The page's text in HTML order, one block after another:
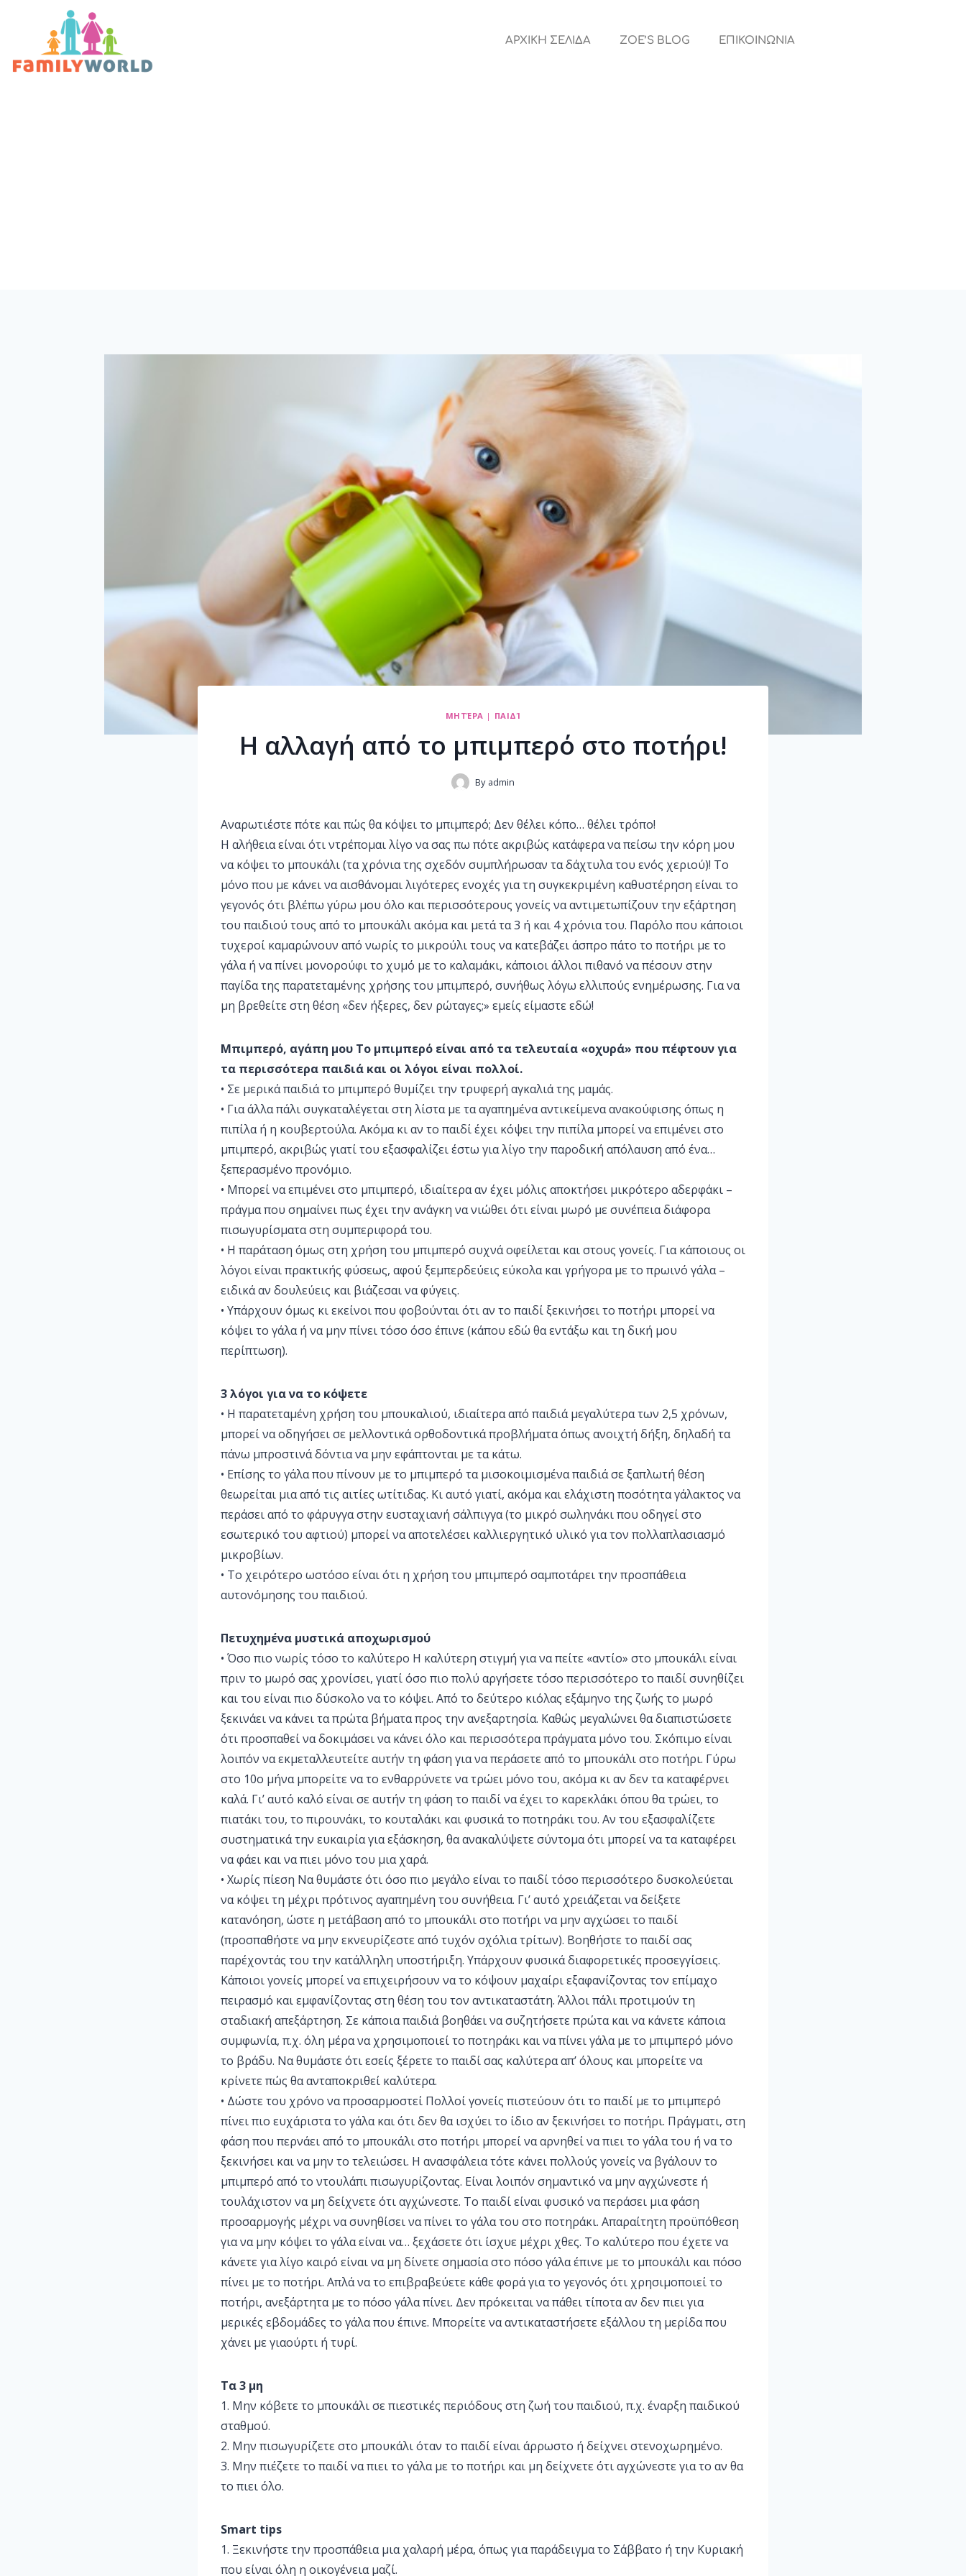
ΑΡΧΙΚΗ ΣΕΛΙΔΑ ZOE’S BLOG ΕΠΙΚΟΙΝΩΝΙΑ
ΜΗΤΈΡΑ | ΠΑΙΔΊ
Η αλλαγή από το μπιμπερό στο ποτήρι!
By admin
Αναρωτιέστε πότε και πώς θα κόψει το μπιμπερό; Δεν θέλει κόπο… θέλει τρόπο!
Η αλήθεια είναι ότι ντρέπομαι λίγο να σας πω πότε ακριβώς κατάφερα να πείσω την κόρη μου
να κόψει το μπουκάλι (τα χρόνια της σχεδόν συμπλήρωσαν τα δάχτυλα του ενός χεριού)! Το
μόνο που με κάνει να αισθάνομαι λιγότερες ενοχές για τη συγκεκριμένη καθυστέρηση είναι το
γεγονός ότι βλέπω γύρω μου όλο και περισσότερους γονείς να αντιμετωπίζουν την εξάρτηση
του παιδιού τους από το μπουκάλι ακόμα και μετά τα 3 ή και 4 χρόνια του. Παρόλο που κάποιοι
τυχεροί καμαρώνουν από νωρίς το μικρούλι τους να κατεβάζει άσπρο πάτο το ποτήρι με το
γάλα ή να πίνει μονορούφι το χυμό με το καλαμάκι, κάποιοι άλλοι πιθανό να πέσουν στην
παγίδα της παρατεταμένης χρήσης του μπιμπερό, συνήθως λόγω ελλιπούς ενημέρωσης. Για να
μη βρεθείτε στη θέση «δεν ήξερες, δεν ρώταγες;» εμείς είμαστε εδώ!
Μπιμπερό, αγάπη μου Το μπιμπερό είναι από τα τελευταία «οχυρά» που πέφτουν για
τα περισσότερα παιδιά και οι λόγοι είναι πολλοί.
• Σε μερικά παιδιά το μπιμπερό θυμίζει την τρυφερή αγκαλιά της μαμάς.
• Για άλλα πάλι συγκαταλέγεται στη λίστα με τα αγαπημένα αντικείμενα ανακούφισης όπως η
πιπίλα ή η κουβερτούλα. Ακόμα κι αν το παιδί έχει κόψει την πιπίλα μπορεί να επιμένει στο
μπιμπερό, ακριβώς γιατί του εξασφαλίζει έστω για λίγο την παροδική απόλαυση από ένα…
ξεπερασμένο προνόμιο.
• Μπορεί να επιμένει στο μπιμπερό, ιδιαίτερα αν έχει μόλις αποκτήσει μικρότερο αδερφάκι –
πράγμα που σημαίνει πως έχει την ανάγκη να νιώθει ότι είναι μωρό με συνέπεια διάφορα
πισωγυρίσματα στη συμπεριφορά του.
• Η παράταση όμως στη χρήση του μπιμπερό συχνά οφείλεται και στους γονείς. Για κάποιους οι
λόγοι είναι πρακτικής φύσεως, αφού ξεμπερδεύεις εύκολα και γρήγορα με το πρωινό γάλα –
ειδικά αν δουλεύεις και βιάζεσαι να φύγεις.
• Υπάρχουν όμως κι εκείνοι που φοβούνται ότι αν το παιδί ξεκινήσει το ποτήρι μπορεί να
κόψει το γάλα ή να μην πίνει τόσο όσο έπινε (κάπου εδώ θα εντάξω και τη δική μου
περίπτωση).
3 λόγοι για να το κόψετε
• Η παρατεταμένη χρήση του μπουκαλιού, ιδιαίτερα από παιδιά μεγαλύτερα των 2,5 χρόνων,
μπορεί να οδηγήσει σε μελλοντικά ορθοδοντικά προβλήματα όπως ανοιχτή δήξη, δηλαδή τα
πάνω μπροστινά δόντια να μην εφάπτονται με τα κάτω.
• Επίσης το γάλα που πίνουν με το μπιμπερό τα μισοκοιμισμένα παιδιά σε ξαπλωτή θέση
θεωρείται μια από τις αιτίες ωτίτιδας. Κι αυτό γιατί, ακόμα και ελάχιστη ποσότητα γάλακτος να
περάσει από το φάρυγγα στην ευσταχιανή σάλπιγγα (το μικρό σωληνάκι που οδηγεί στο
εσωτερικό του αφτιού) μπορεί να αποτελέσει καλλιεργητικό υλικό για τον πολλαπλασιασμό
μικροβίων.
• Το χειρότερο ωστόσο είναι ότι η χρήση του μπιμπερό σαμποτάρει την προσπάθεια
αυτονόμησης του παιδιού.
Πετυχημένα μυστικά αποχωρισμού
• Όσο πιο νωρίς τόσο το καλύτερο Η καλύτερη στιγμή για να πείτε «αντίο» στο μπουκάλι είναι
πριν το μωρό σας χρονίσει, γιατί όσο πιο πολύ αργήσετε τόσο περισσότερο το παιδί συνηθίζει
και του είναι πιο δύσκολο να το κόψει. Από το δεύτερο κιόλας εξάμηνο της ζωής το μωρό
ξεκινάει να κάνει τα πρώτα βήματα προς την ανεξαρτησία. Καθώς μεγαλώνει θα διαπιστώσετε
ότι προσπαθεί να δοκιμάσει να κάνει όλο και περισσότερα πράγματα μόνο του. Σκόπιμο είναι
λοιπόν να εκμεταλλευτείτε αυτήν τη φάση για να περάσετε από το μπουκάλι στο ποτήρι. Γύρω
στο 10ο μήνα μπορείτε να το ενθαρρύνετε να τρώει μόνο του, ακόμα κι αν δεν τα καταφέρνει
καλά. Γι’ αυτό καλό είναι σε αυτήν τη φάση το παιδί να έχει το καρεκλάκι όπου θα τρώει, το
πιατάκι του, το πιρουνάκι, το κουταλάκι και φυσικά το ποτηράκι του. Αν του εξασφαλίζετε
συστηματικά την ευκαιρία για εξάσκηση, θα ανακαλύψετε σύντομα ότι μπορεί να τα καταφέρει
να φάει και να πιει μόνο του μια χαρά.
• Χωρίς πίεση Να θυμάστε ότι όσο πιο μεγάλο είναι το παιδί τόσο περισσότερο δυσκολεύεται
να κόψει τη μέχρι πρότινος αγαπημένη του συνήθεια. Γι’ αυτό χρειάζεται να δείξετε
κατανόηση, ώστε η μετάβαση από το μπουκάλι στο ποτήρι να μην αγχώσει το παιδί
(προσπαθήστε να μην εκνευρίζεστε από τυχόν σχόλια τρίτων). Βοηθήστε το παιδί σας
παρέχοντάς του την κατάλληλη υποστήριξη. Υπάρχουν φυσικά διαφορετικές προσεγγίσεις.
Κάποιοι γονείς μπορεί να επιχειρήσουν να το κόψουν μαχαίρι εξαφανίζοντας τον επίμαχο
πειρασμό και εμφανίζοντας στη θέση του τον αντικαταστάτη. Άλλοι πάλι προτιμούν τη
σταδιακή απεξάρτηση. Σε κάποια παιδιά βοηθάει να συζητήσετε πρώτα και να κάνετε κάποια
συμφωνία, π.χ. όλη μέρα να χρησιμοποιεί το ποτηράκι και να πίνει γάλα με το μπιμπερό μόνο
το βράδυ. Να θυμάστε ότι εσείς ξέρετε το παιδί σας καλύτερα απ’ όλους και μπορείτε να
κρίνετε πώς θα ανταποκριθεί καλύτερα.
• Δώστε του χρόνο να προσαρμοστεί Πολλοί γονείς πιστεύουν ότι το παιδί με το μπιμπερό
πίνει πιο ευχάριστα το γάλα και ότι δεν θα ισχύει το ίδιο αν ξεκινήσει το ποτήρι. Πράγματι, στη
φάση που περνάει από το μπουκάλι στο ποτήρι μπορεί να αρνηθεί να πιει το γάλα του ή να το
ξεκινήσει και να μην το τελειώσει. Η ανασφάλεια τότε κάνει πολλούς γονείς να βγάλουν το
μπιμπερό από το ντουλάπι πισωγυρίζοντας. Είναι λοιπόν σημαντικό να μην αγχώνεστε ή
τουλάχιστον να μη δείχνετε ότι αγχώνεστε. Το παιδί είναι φυσικό να περάσει μια φάση
προσαρμογής μέχρι να συνηθίσει να πίνει το γάλα του στο ποτηράκι. Απαραίτητη προϋπόθεση
για να μην κόψει το γάλα είναι να… ξεχάσετε ότι ίσχυε μέχρι χθες. Το καλύτερο που έχετε να
κάνετε για λίγο καιρό είναι να μη δίνετε σημασία στο πόσο γάλα έπινε με το μπουκάλι και πόσο
πίνει με το ποτήρι. Απλά να το επιβραβεύετε κάθε φορά για το γεγονός ότι χρησιμοποιεί το
ποτήρι, ανεξάρτητα με το πόσο γάλα πίνει. Δεν πρόκειται να πάθει τίποτα αν δεν πιει για
μερικές εβδομάδες το γάλα που έπινε. Μπορείτε να αντικαταστήσετε εξάλλου τη μερίδα που
χάνει με γιαούρτι ή τυρί.
Τα 3 μη
1. Μην κόβετε το μπουκάλι σε πιεστικές περιόδους στη ζωή του παιδιού, π.χ. έναρξη παιδικού
σταθμού.
2. Μην πισωγυρίζετε στο μπουκάλι όταν το παιδί είναι άρρωστο ή δείχνει στενοχωρημένο.
3. Μην πιέζετε το παιδί να πιει το γάλα με το ποτήρι και μη δείχνετε ότι αγχώνεστε για το αν θα
το πιει όλο.
Smart tips
1. Ξεκινήστε την προσπάθεια μια χαλαρή μέρα, όπως για παράδειγμα το Σάββατο ή την Κυριακή
που είναι όλη η οικογένεια μαζί.